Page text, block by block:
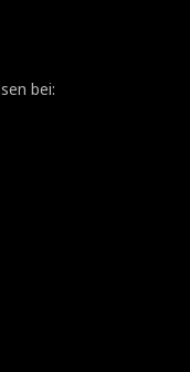
bei: